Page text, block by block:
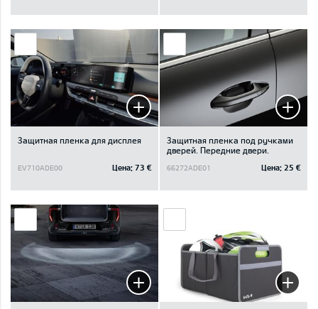
Защитная пленка для дисплея
EV710ADE00 Цена: 73 €
Защитная пленка под ручками
дверей. Передние двери.
66272ADE01 Цена: 25 €